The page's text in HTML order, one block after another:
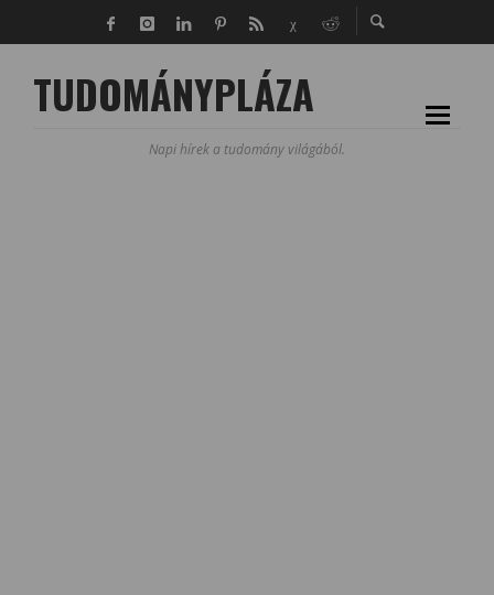
TUDOMÁNYPLÁZA
Napi hírek a tudomány világából.